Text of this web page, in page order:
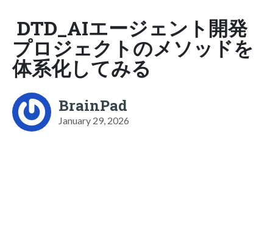
DTD_AIエージェント開発
プロジェクトのメソッドを
体系化してみる
BrainPad
January 29, 2026